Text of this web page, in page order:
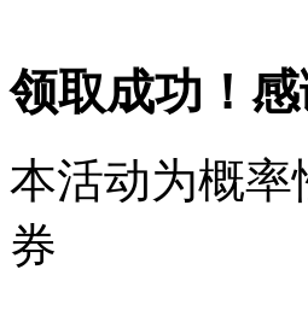
领取成功！
本活动为概
券